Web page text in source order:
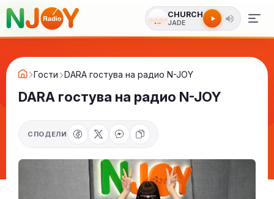
CHURCH
JADE
Гости DARA гостува на радио N-JOY
DARA гостува на радио N-JOY
СПОДЕЛИ